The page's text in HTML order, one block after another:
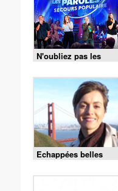
N'oubliez pas les
paroles
Echappées belles